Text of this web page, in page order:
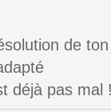
de
déjà pas mal